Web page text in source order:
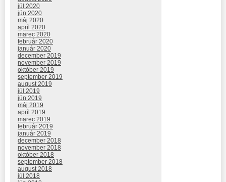
júl 2020
jún 2020
máj 2020
apríl 2020
marec 2020
február 2020
január 2020
december 2019
november 2019
október 2019
september 2019
august 2019
júl 2019
jún 2019
máj 2019
apríl 2019
marec 2019
február 2019
január 2019
december 2018
november 2018
október 2018
september 2018
august 2018
júl 2018